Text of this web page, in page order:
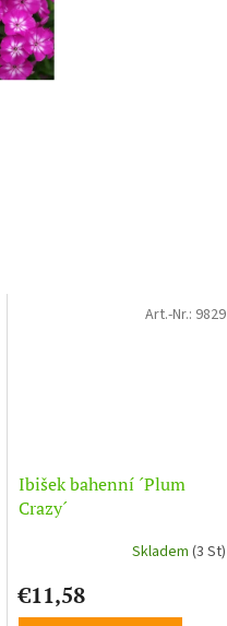
Ibišek bahenní ´Plum
Crazy´
Skladem (3 St)
€11,58
Art.-Nr.: 9829